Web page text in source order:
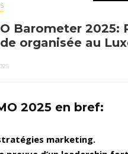
Barometer 2025:
organisée au
2025 en bref:
marketing.